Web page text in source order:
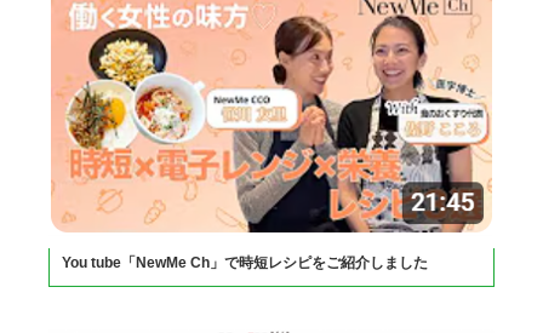
You tube「NewMe Ch」で時短レシピをご紹介しました